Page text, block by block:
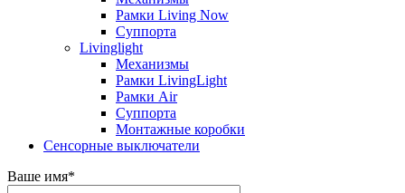
Рамки Living Now
Суппорта
Livinglight
Механизмы
Рамки LivingLight
Рамки Air
Суппорта
Монтажные коробки
Сенсорные выключатели
Ваше имя*